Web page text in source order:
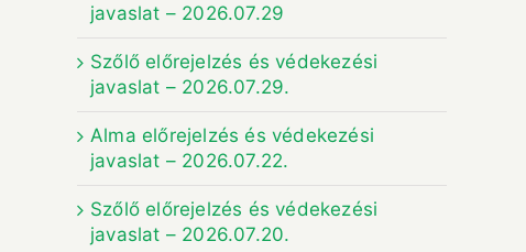
javaslat – 2026.07.29
Szőlő előrejelzés és védekezési
javaslat – 2026.07.29.
Alma előrejelzés és védekezési
javaslat – 2026.07.22.
Szőlő előrejelzés és védekezési
javaslat – 2026.07.20.